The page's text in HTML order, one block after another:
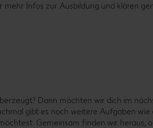
Infos zur Ausbildung und klären
Dann möchten wir dich im
gibt es noch weitere Aufgaben
Gemeinsam finden wir heraus,